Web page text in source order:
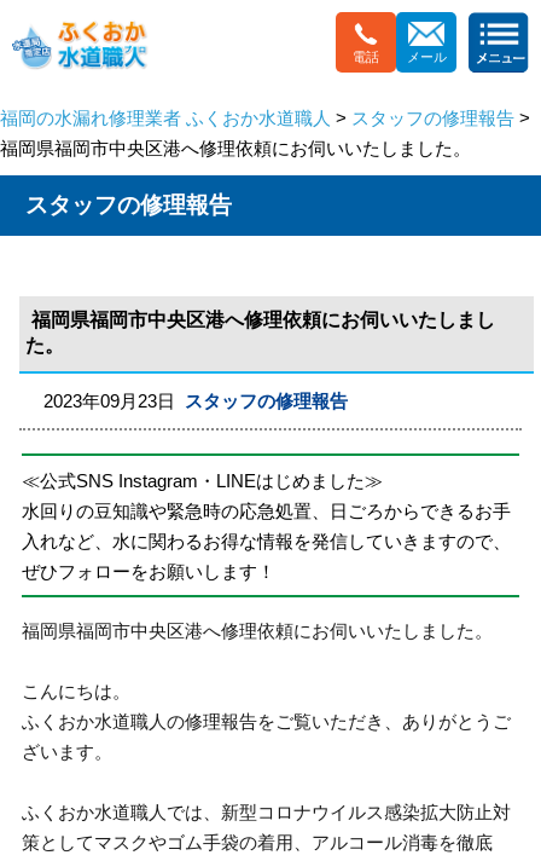
電話 メール
福岡の水漏れ修理業者 ふくおか水道職人 > スタッフの修理報告 >
福岡県福岡市中央区港へ修理依頼にお伺いいたしました。
スタッフの修理報告
福岡県福岡市中央区港へ修理依頼にお伺いいたしまし
た。
2023年09月23日 スタッフの修理報告
≪公式SNS Instagram・LINEはじめました≫
水回りの豆知識や緊急時の応急処置、日ごろからできるお手
入れなど、水に関わるお得な情報を発信していきますので、
ぜひフォローをお願いします！
福岡県福岡市中央区港へ修理依頼にお伺いいたしました。
こんにちは。
ふくおか水道職人の修理報告をご覧いただき、ありがとうご
ざいます。
ふくおか水道職人では、新型コロナウイルス感染拡大防止対
策としてマスクやゴム手袋の着用、アルコール消毒を徹底